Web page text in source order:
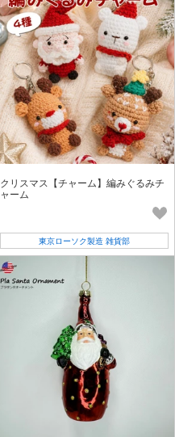
クリスマス【チャーム】編みぐるみチ
ャーム
東京ローソク製造 雑貨部